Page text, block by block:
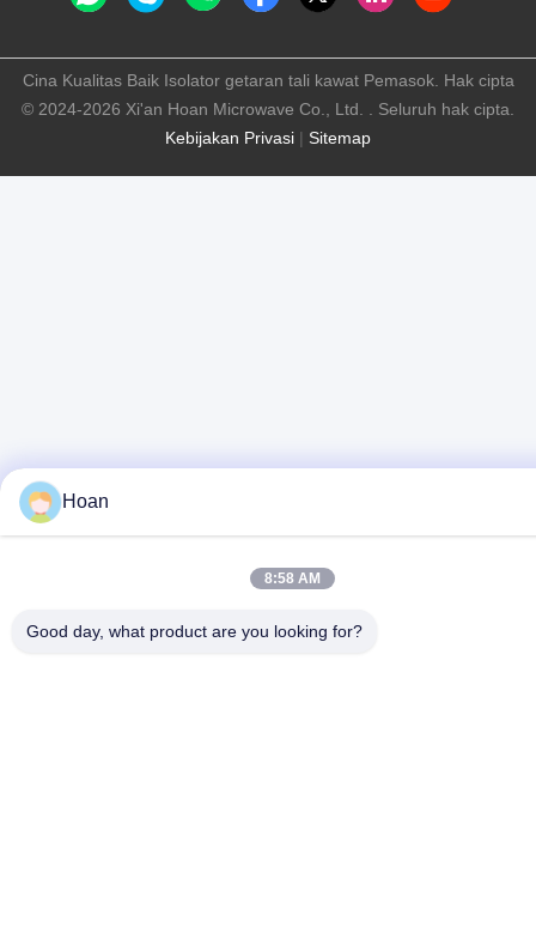
Kebijakan Privasi | Sitemap
Cina Kualitas Baik Isolator getaran tali kawat Pemasok. Hak cipta
© 2024-2026 Xi'an Hoan Microwave Co., Ltd. . Seluruh hak cipta.
Hoan
8:58 AM
Good day, what product are you looking for?